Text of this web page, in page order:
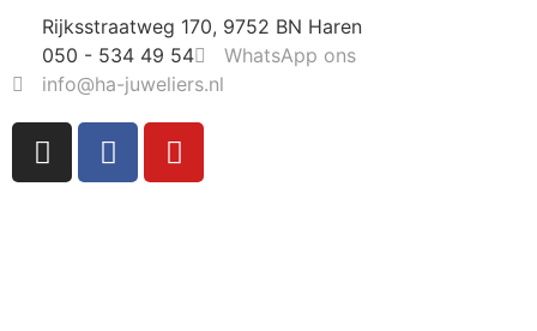
Rijksstraatweg 170, 9752 BN Haren
050 - 534 49 54
WhatsApp ons
info@ha-juweliers.nl